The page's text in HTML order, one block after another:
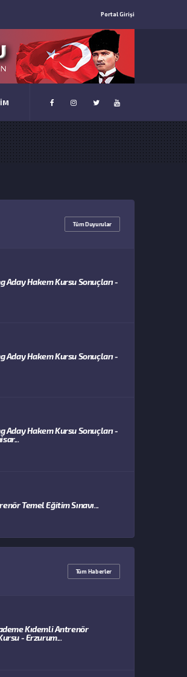
Portal Girişi
Tüm Duyurular
Aday Hakem Kursu Sonuçları -
Aday Hakem Kursu Sonuçları -
Aday Hakem Kursu Sonuçları -
Temel Eğitim Sınavı...
Tüm Haberler
Kıdemli Antrenör
- Erzurum...